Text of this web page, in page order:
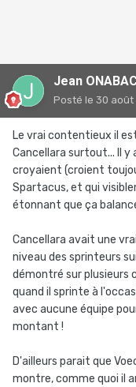
Jean
Posté le 30 août
Le vrai contentieux il
Cancellara surtout... Il y
croyaient (croient
Spartacus, et qui
étonnant que ça
Cancellara avait une
niveau des sprinteurs
démontré sur plusieurs
quand il sprinte à
avec aucune équipe
montant !
D'ailleurs parait que
montre, comme quoi il